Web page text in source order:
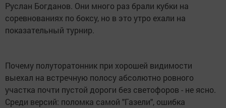
Руслан Богданов. Они много раз брали кубки на
соревнованиях по боксу, но в это утро ехали на
показательный турнир.
Почему полуторатонник при хорошей видимости
выехал на встречную полосу абсолютно ровного
участка почти пустой дороги без светофоров - не ясно.
Среди версий: поломка самой "Газели", ошибка